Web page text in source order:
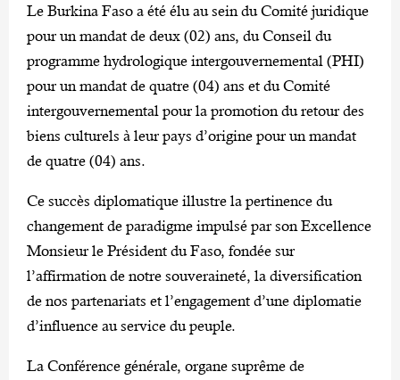
Le Burkina Faso a été élu au sein du Comité juridique
pour un mandat de deux (02) ans, du Conseil du
programme hydrologique intergouvernemental (PHI)
pour un mandat de quatre (04) ans et du Comité
intergouvernemental pour la promotion du retour des
biens culturels à leur pays d’origine pour un mandat
de quatre (04) ans.
Ce succès diplomatique illustre la pertinence du
changement de paradigme impulsé par son Excellence
Monsieur le Président du Faso, fondée sur
l’affirmation de notre souveraineté, la diversification
de nos partenariats et l’engagement d’une diplomatie
d’influence au service du peuple.
La Conférence générale, organe suprême de